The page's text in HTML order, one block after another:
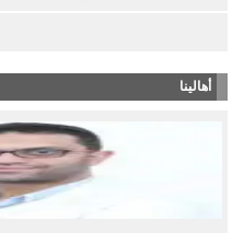
أهالينا